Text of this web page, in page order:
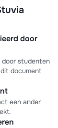
door
studenten
document
een ander